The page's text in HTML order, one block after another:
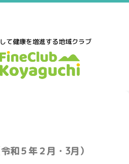
て健康を増進する地域クラブ
和５年２月・3月）